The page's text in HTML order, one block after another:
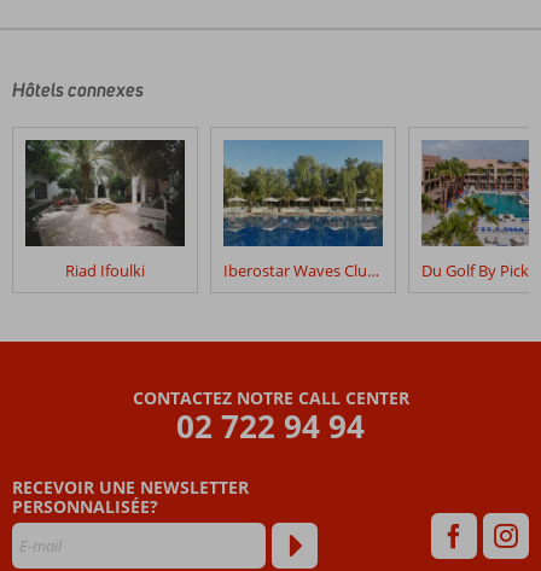
écrits
nos
clients
après
leur
séjour
Semiramis
de
48
Hôtels connexes
Riad Ifoulki Iberostar Waves Club Palmeraie Marrakech
CONTACTEZ NOTRE CALL CENTER
02 722 94 94
RECEVOIR UNE NEWSLETTER
PERSONNALISÉE?